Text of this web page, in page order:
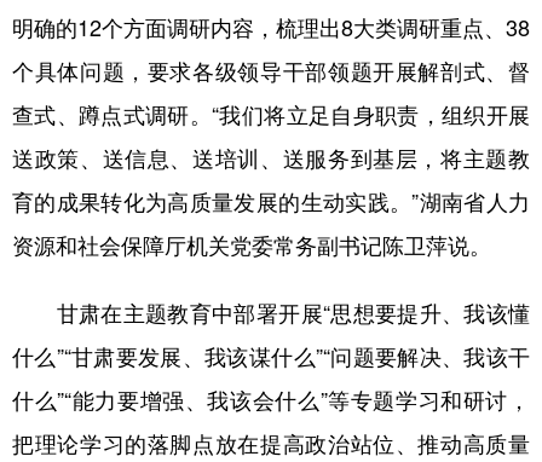
明确的12个方面调研内容，梳理出8大类调研重点、38
个具体问题，要求各级领导干部领题开展解剖式、督
查式、蹲点式调研。“我们将立足自身职责，组织开展
送政策、送信息、送培训、送服务到基层，将主题教
育的成果转化为高质量发展的生动实践。”湖南省人力
资源和社会保障厅机关党委常务副书记陈卫萍说。
甘肃在主题教育中部署开展“思想要提升、我该懂
什么”“甘肃要发展、我该谋什么”“问题要解决、我该干
什么”“能力要增强、我该会什么”等专题学习和研讨，
把理论学习的落脚点放在提高政治站位、推动高质量